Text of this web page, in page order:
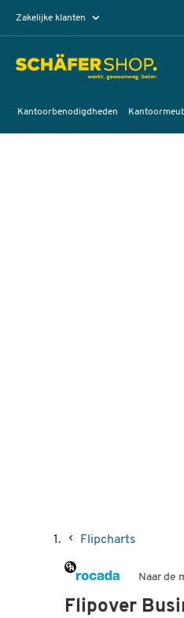
Zakelijke klanten
Kantoorbenodigdheden
Flipcharts
Naar de
Flipover